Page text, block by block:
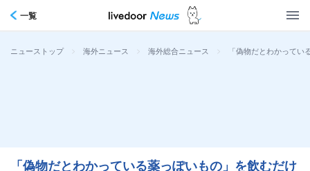
一覧
ニューストップ > 海外ニュース > 海外総合ニュース > 「偽物だとわかって
「偽物だとわかっている薬っぽいもの」を飲むだけ